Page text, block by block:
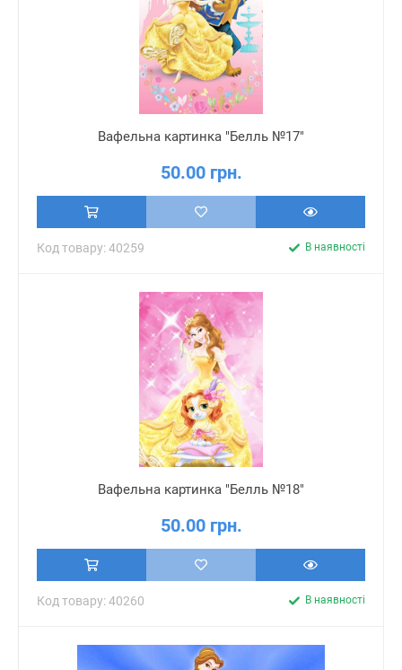
Вафельна картинка "Белль №17"
50.00 грн.
Код товару: 40259 В наявності
Вафельна картинка "Белль №18"
50.00 грн.
Код товару: 40260 В наявності